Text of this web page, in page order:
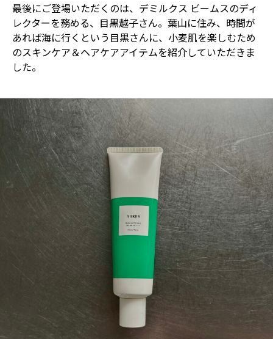
最後にご登場いただくのは、デミルクス ビームスのディ
レクターを務める、目黒越子さん。葉山に住み、時間が
あれば海に行くという目黒さんに、小麦肌を楽しむため
のスキンケア＆ヘアケアアイテムを紹介していただきま
した。